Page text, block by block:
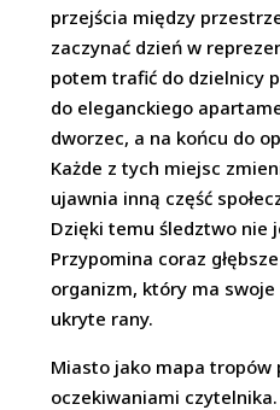
przejścia między
zaczynać dzień w
potem trafić do dzielnicy
do eleganckiego
dworzec, a na końcu do
Każde z tych miejsc
ujawnia inną część
Dzięki temu śledztwo nie
Przypomina coraz
organizm, który ma
ukryte rany.
Miasto jako mapa tropów
oczekiwaniami